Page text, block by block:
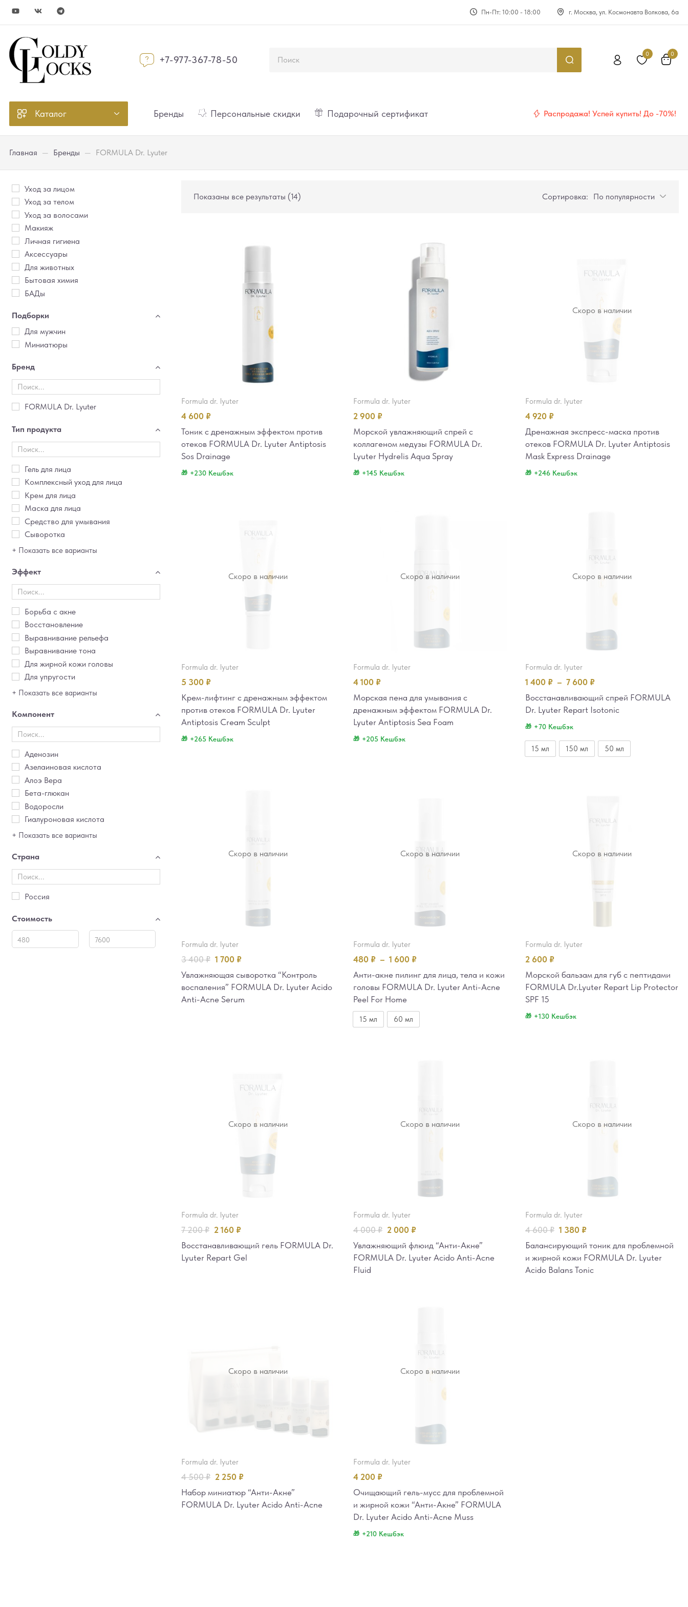
Пн-Пт: 10:00 - 18:00 г. Москва, ул. Космонавта Волкова, 6а
+7-977-367-78-50 0 0
Каталог Бренды Персональные скидки Подарочный сертификат Распродажа! Успей купить! До -70%!
Главная — Бренды — FORMULA Dr. Lyuter
Уход за лицом
Уход за телом
Уход за волосами
Макияж
Личная гигиена
Аксессуары
Для животных
Бытовая химия
БАДы
Подборки
Для мужчин
Миниатюры
Бренд
FORMULA Dr. Lyuter
Тип продукта
Гель для лица
Комплексный уход для лица
Крем для лица
Маска для лица
Средство для умывания
Сыворотка
+ Показать все варианты
Эффект
Борьба с акне
Восстановление
Выравнивание рельефа
Выравнивание тона
Для жирной кожи головы
Для упругости
+ Показать все варианты
Компонент
Аденозин
Азелаиновая кислота
Алоэ Вера
Бета-глюкан
Водоросли
Гиалуроновая кислота
+ Показать все варианты
Страна
Россия
Стоимость
Показаны все результаты (14) Сортировка: По популярности
formula dr. lyuter
4 600 ₽
Тоник с дренажным эффектом против
отеков FORMULA Dr. Lyuter Antiptosis
Sos Drainage
+230 Кешбэк
formula dr. lyuter
2 900 ₽
Морской увлажняющий спрей с
коллагеном медузы FORMULA Dr.
Lyuter Hydrelis Aqua Spray
+145 Кешбэк
Скоро в наличии
formula dr. lyuter
4 920 ₽
Дренажная экспресс-маска против
отеков FORMULA Dr. Lyuter Antiptosis
Mask Express Drainage
+246 Кешбэк
Скоро в наличии
formula dr. lyuter
5 300 ₽
Крем-лифтинг с дренажным эффектом
против отеков FORMULA Dr. Lyuter
Antiptosis Cream Sculpt
+265 Кешбэк
Скоро в наличии
formula dr. lyuter
4 100 ₽
Морская пена для умывания с
дренажным эффектом FORMULA Dr.
Lyuter Antiptosis Sea Foam
+205 Кешбэк
Скоро в наличии
formula dr. lyuter
1 400 ₽ – 7 600 ₽
Восстанавливающий спрей FORMULA
Dr. Lyuter Repart Isotonic
+70 Кешбэк
15 мл 150 мл 50 мл
Скоро в наличии
formula dr. lyuter
3 400₽ 1 700 ₽
Увлажняющая сыворотка “Контроль
воспаления” FORMULA Dr. Lyuter Acido
Anti-Acne Serum
Скоро в наличии
formula dr. lyuter
480 ₽ – 1 600 ₽
Анти-акне пилинг для лица, тела и кожи
головы FORMULA Dr. Lyuter Anti-Acne
Peel For Home
15 мл 60 мл
Скоро в наличии
formula dr. lyuter
2 600 ₽
Морской бальзам для губ с пептидами
FORMULA Dr.Lyuter Repart Lip Protector
SPF 15
+130 Кешбэк
Скоро в наличии
formula dr. lyuter
7 200₽ 2 160 ₽
Восстанавливающий гель FORMULA Dr.
Lyuter Repart Gel
Скоро в наличии
formula dr. lyuter
4 000₽ 2 000 ₽
Увлажняющий флюид “Анти-Акне”
FORMULA Dr. Lyuter Acido Anti-Acne
Fluid
Скоро в наличии
formula dr. lyuter
4 600₽ 1 380 ₽
Балансирующий тоник для проблемной
и жирной кожи FORMULA Dr. Lyuter
Acido Balans Tonic
Скоро в наличии
formula dr. lyuter
4 500₽ 2 250 ₽
Набор миниатюр “Анти-Акне”
FORMULA Dr. Lyuter Acido Anti-Acne
Скоро в наличии
formula dr. lyuter
4 200 ₽
Очищающий гель-мусс для проблемной
и жирной кожи “Анти-Акне” FORMULA
Dr. Lyuter Acido Anti-Acne Muss
+210 Кешбэк